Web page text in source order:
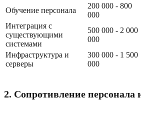
Обучение персонала
200 000 - 800
000
Интеграция с
существующими
системами
500 000 - 2 000
000
Инфраструктура и
серверы
300 000 - 1 500
000
2. Сопротивление персонала